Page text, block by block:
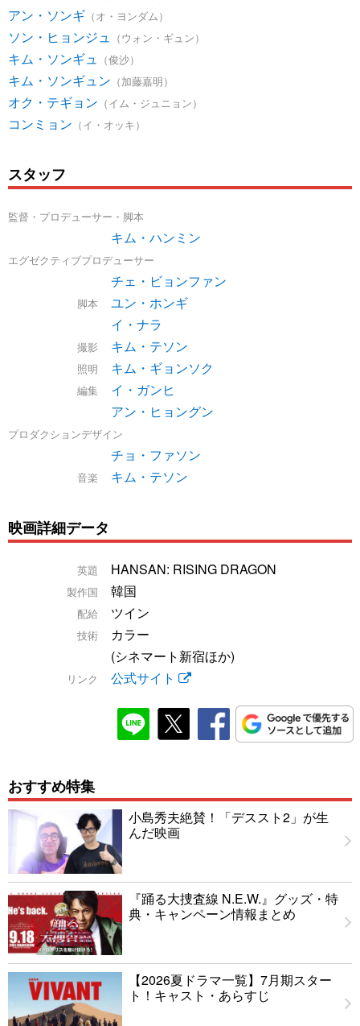
アン・ソンギ （オ・ヨンダム）
ソン・ヒョンジュ （ウォン・ギュン）
キム・ソンギュ （俊沙）
キム・ソンギュン （加藤嘉明）
オク・テギョン （イム・ジュニョン）
コンミョン （イ・オッキ）
スタッフ
監督・プロデューサー・脚本
キム・ハンミン
エグゼクティブプロデューサー
チェ・ビョンファン
脚本
ユン・ホンギ
イ・ナラ
撮影 キム・テソン
照明 キム・ギョンソク
編集
イ・ガンヒ
アン・ヒョングン
プロダクションデザイン
チョ・ファソン
音楽 キム・テソン
映画詳細データ
英題 HANSAN: RISING DRAGON
製作国 韓国
配給 ツイン
技術
カラー
(シネマート新宿ほか)
リンク 公式サイト
おすすめ特集
小島秀夫絶賛！「デススト2」が生
んだ映画
『踊る大捜査線 N.E.W.』グッズ・特
典・キャンペーン情報まとめ
【2026夏ドラマ一覧】7月期スター
ト！キャスト・あらすじ